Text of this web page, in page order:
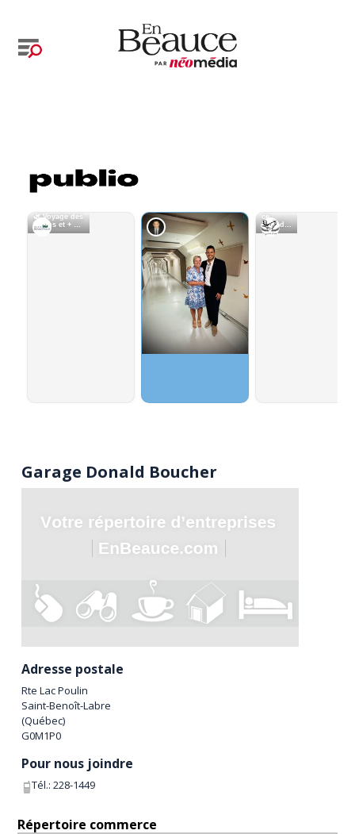
Garage Donald Boucher
Adresse postale
Rte Lac Poulin
Saint-Benoît-Labre
(Québec)
G0M1P0
Pour nous joindre
Tél.:228-1449
Répertoire commerce